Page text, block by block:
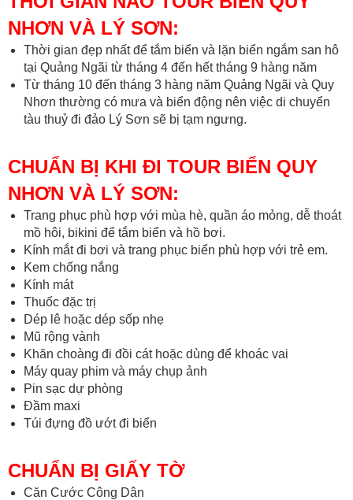
NHƠN VÀ LÝ SƠN:
Thời gian đẹp nhất để tắm biển và lặn biển ngắm san hô
tại Quảng Ngãi từ tháng 4 đến hết tháng 9 hàng năm
Từ tháng 10 đến tháng 3 hàng năm Quảng Ngãi và Quy
Nhơn thường có mưa và biển động nên việc di chuyển
tàu thuỷ đi đảo Lý Sơn sẽ bị tạm ngưng.
CHUẨN BỊ KHI ĐI TOUR BIỂN QUY
NHƠN VÀ LÝ SƠN:
Trang phục phù hợp với mùa hè, quần áo mỏng, dễ thoát
mồ hôi, bikini để tắm biển và hồ bơi.
Kính mắt đi bơi và trang phục biển phù hợp với trẻ em.
Kem chống nắng
Kính mát
Thuốc đặc trị
Dép lê hoặc dép sốp nhẹ
Mũ rộng vành
Khăn choàng đi đồi cát hoặc dùng để khoác vai
Máy quay phim và máy chụp ảnh
Pin sạc dự phòng
Đầm maxi
Túi đựng đồ ướt đi biển
CHUẨN BỊ GIẤY TỜ
Căn Cước Công Dân